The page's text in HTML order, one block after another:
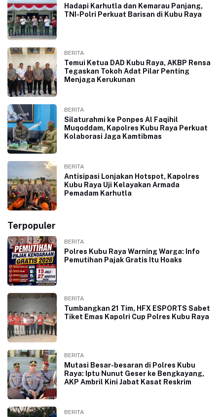
Hadapi Karhutla dan Kemarau Panjang,
TNI-Polri Perkuat Barisan di Kubu Raya
BERITA
Temui Ketua DAD Kubu Raya, AKBP Rensa
Tegaskan Tokoh Adat Pilar Penting
Menjaga Kerukunan
BERITA
Silaturahmi ke Ponpes Al Faqihil
Muqoddam, Kapolres Kubu Raya Perkuat
Kolaborasi Jaga Kamtibmas
BERITA
Antisipasi Lonjakan Hotspot, Kapolres
Kubu Raya Uji Kelayakan Armada
Pemadam Karhutla
Terpopuler
BERITA
Polres Kubu Raya Warning Warga: Info
Pemutihan Pajak Gratis Itu Hoaks
BERITA
Tumbangkan 21 Tim, HFX ESPORTS Sabet
Tiket Emas Kapolri Cup Polres Kubu Raya
BERITA
Mutasi Besar-besaran di Polres Kubu
Raya: Iptu Nunut Geser ke Bengkayang,
AKP Ambril Kini Jabat Kasat Reskrim
BERITA